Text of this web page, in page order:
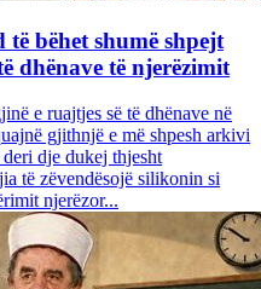
bëhet shumë shpejt
dhënave të njerëzimit
e ruajtjes së të dhënave në
gjithnjë e më shpesh arkivi
dje dukej thjesht
të zëvendësojë silikonin si
njerëzor...